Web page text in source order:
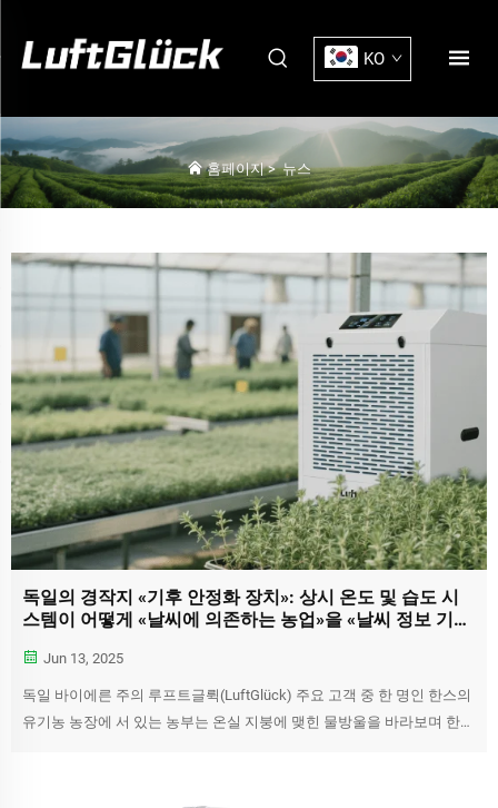
KO
홈페이지>뉴스
독일의 경작지 «기후 안정화 장치»: 상시 온도 및 습도 시
스템이 어떻게 «날씨에 의존하는 농업»을 «날씨 정보 기반
Jun 13, 2025
독일 바이에른 주의 루프트글뤽(LuftGlück) 주요 고객 중 한 명인 한스의
유기농 농장에 서 있는 농부는 온실 지붕에 맺힌 물방울을 바라보며 한숨